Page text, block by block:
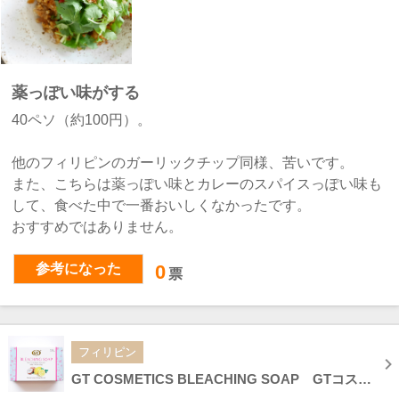
薬っぽい味がする
40ペソ（約100円）。
他のフィリピンのガーリックチップ同様、苦いです。
また、こちらは薬っぽい味とカレーのスパイスっぽい味も
して、食べた中で一番おいしくなかったです。
おすすめではありません。
参考になった 0 票
フィリピン
GT COSMETICS BLEACHING SOAP GTコスメティック ブリーチングソープ